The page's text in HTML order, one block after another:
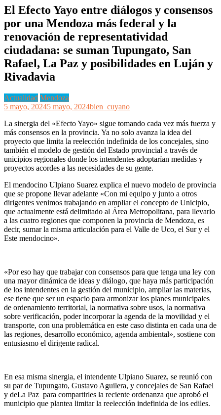
El Efecto Yayo entre diálogos y consensos
por una Mendoza más federal y la
renovación de representatividad
ciudadana: se suman Tupungato, San
Rafael, La Paz y posibilidades en Luján y
Rivadavia
Actualidad Mendoza
5 mayo, 20245 mayo, 2024bien_cuyano
La sinergia del «Efecto Yayo» sigue tomando cada vez más fuerza y
más consensos en la provincia. Ya no solo avanza la idea del
proyecto que limita la reelección indefinida de los concejales, sino
también el modelo de gestión del Estado provincial a través de
unicipios regionales donde los intendentes adoptarían medidas y
proyectos acordes a las necesidades de su gente.
El mendocino Ulpiano Suarez explica el nuevo modelo de provincia
que se propone llevar adelante «Con mi equipo y junto a otros
dirigentes venimos trabajando en ampliar el concepto de Unicipio,
que actualmente está delimitado al Área Metropolitana, para llevarlo
a las cuatro regiones que componen la provincia de Mendoza, es
decir, sumar la misma articulación para el Valle de Uco, el Sur y el
Este mendocino».
«Por eso hay que trabajar con consensos para que tenga una ley con
una mayor dinámica de ideas y diálogo, que haya más participación
de los intendentes en la gestión del municipio, ampliar las materias,
ese tiene que ser un espacio para armonizar los planes municipales
de ordenamiento territorial, la normativa sobre usos, la normativa
sobre verificación, poder incorporar la agenda de la movilidad y el
transporte, con una problemática en este caso distinta en cada una de
las regiones, desarrollo económico, agenda ambiental», sostiene con
entusiasmo el dirigente radical.
En esa misma sinergia, el intendente Ulpiano Suarez, se reunió con
su par de Tupungato, Gustavo Aguilera, y concejales de San Rafael
y deLa Paz para compartirles la reciente ordenanza que aprobó el
municipio que plantea limitar la reelección indefinida de los ediles.